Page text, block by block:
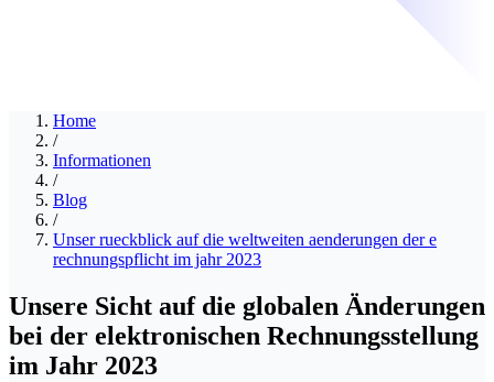
Home
/
Informationen
/
Blog
/
Unser rueckblick auf die weltweiten aenderungen der e
rechnungspflicht im jahr 2023
Unsere Sicht auf die globalen Änderungen
bei der elektronischen Rechnungsstellung
im Jahr 2023